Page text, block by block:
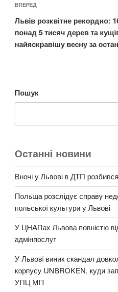
Наступний
запис
ВПЕРЕД
Львів розквітне рекордно:
понад 5 тисяч дерев та
найяскравішу весну за
Пошук
Останні новини
Вночі у Львові в ДТП
Польща розслідує справу
польської культури у Львові
У ЦНАПах Львова повністю
адмінпослуг
У Львові виник скандал
корпусу UNBROKEN, куди
УПЦ МП